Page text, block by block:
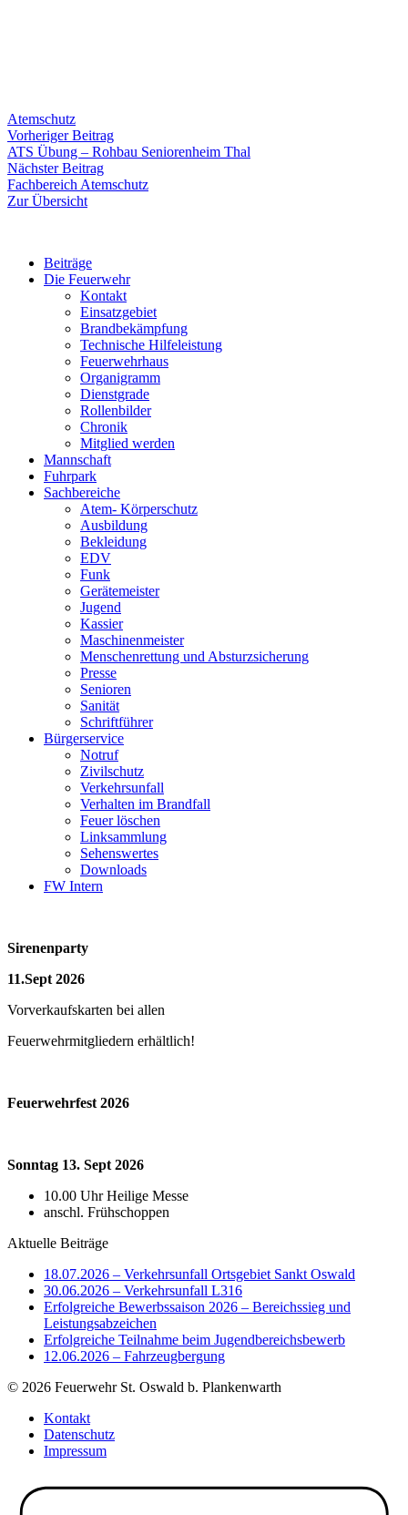
Atemschutz
Beitragsnavigation
Vorheriger BeitragVorheriger
Beitrag:
ATS Übung – Rohbau Seniorenheim Thal
Nächster BeitragNächster
Beitrag:
Fachbereich Atemschutz
Zur Übersicht
Beiträge
Die Feuerwehr
Kontakt
Einsatzgebiet
Brandbekämpfung
Technische Hilfeleistung
Feuerwehrhaus
Organigramm
Dienstgrade
Rollenbilder
Chronik
Mitglied werden
Mannschaft
Fuhrpark
Sachbereiche
Atem- Körperschutz
Ausbildung
Bekleidung
EDV
Funk
Gerätemeister
Jugend
Kassier
Maschinenmeister
Menschenrettung und Absturzsicherung
Presse
Senioren
Sanität
Schriftführer
Bürgerservice
Notruf
Zivilschutz
Verkehrsunfall
Verhalten im Brandfall
Feuer löschen
Linksammlung
Sehenswertes
Downloads
FW Intern
Sirenenparty
11.Sept 2026
Vorverkaufskarten bei allen
Feuerwehrmitgliedern erhältlich!
Feuerwehrfest 2026
Sonntag 13. Sept 2026
10.00 Uhr Heilige Messe
anschl. Frühschoppen
Aktuelle Beiträge
18.07.2026 – Verkehrsunfall Ortsgebiet Sankt Oswald
30.06.2026 – Verkehrsunfall L316
Erfolgreiche Bewerbssaison 2026 – Bereichssieg und
Leistungsabzeichen
Erfolgreiche Teilnahme beim Jugendbereichsbewerb
12.06.2026 – Fahrzeugbergung
© 2026 Feuerwehr St. Oswald b. Plankenwarth
Kontakt
Datenschutz
Impressum